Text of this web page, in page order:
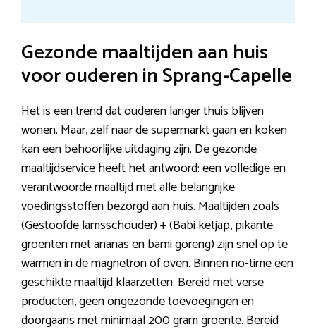
Gezonde maaltijden aan huis
voor ouderen in Sprang-Capelle
Het is een trend dat ouderen langer thuis blijven
wonen. Maar, zelf naar de supermarkt gaan en koken
kan een behoorlijke uitdaging zijn. De gezonde
maaltijdservice heeft het antwoord: een volledige en
verantwoorde maaltijd met alle belangrijke
voedingsstoffen bezorgd aan huis. Maaltijden zoals
(Gestoofde lamsschouder) + (Babi ketjap, pikante
groenten met ananas en bami goreng) zijn snel op te
warmen in de magnetron of oven. Binnen no-time een
geschikte maaltijd klaarzetten. Bereid met verse
producten, geen ongezonde toevoegingen en
doorgaans met minimaal 200 gram groente. Bereid